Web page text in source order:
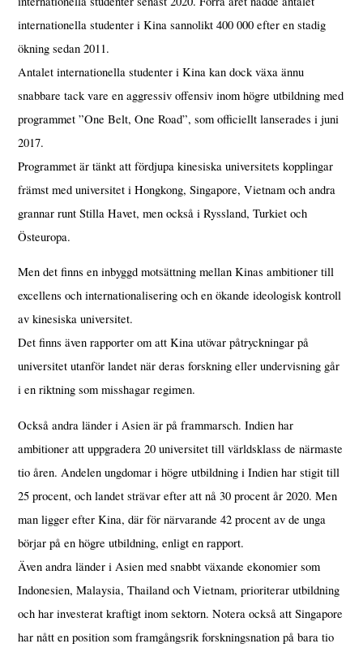
internationella studenter i Kina sannolikt 400 000 efter en stadig
ökning sedan 2011.
Antalet internationella studenter i Kina kan dock växa ännu
snabbare tack vare en aggressiv offensiv inom högre utbildning med
programmet ”One Belt, One Road”, som officiellt lanserades i juni
2017.
Programmet är tänkt att fördjupa kinesiska universitets kopplingar
främst med universitet i Hongkong, Singapore, Vietnam och andra
grannar runt Stilla Havet, men också i Ryssland, Turkiet och
Östeuropa.
Men det finns en inbyggd motsättning mellan Kinas ambitioner till
excellens och internationalisering och en ökande ideologisk kontroll
av kinesiska universitet.
Det finns även rapporter om att Kina utövar påtryckningar på
universitet utanför landet när deras forskning eller undervisning går
i en riktning som misshagar regimen.
Också andra länder i Asien är på frammarsch. Indien har
ambitioner att uppgradera 20 universitet till världsklass de närmaste
tio åren. Andelen ungdomar i högre utbildning i Indien har stigit till
25 procent, och landet strävar efter att nå 30 procent år 2020. Men
man ligger efter Kina, där för närvarande 42 procent av de unga
börjar på en högre utbildning, enligt en rapport.
Även andra länder i Asien med snabbt växande ekonomier som
Indonesien, Malaysia, Thailand och Vietnam, prioriterar utbildning
och har investerat kraftigt inom sektorn. Notera också att Singapore
har nått en position som framgångsrik forskningsnation på bara tio